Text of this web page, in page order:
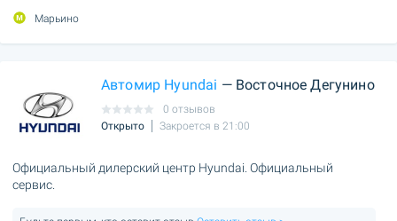
Марьино
Автомир Hyundai — Восточное Дегунино
0 отзывов
Открыто
Закроется в 21:00
Официальный дилерский центр Hyundai. Официальный
сервис.